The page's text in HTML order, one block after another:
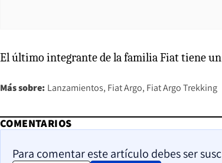
El último integrante de la familia Fiat tiene un
Más sobre: Lanzamientos Fiat Argo Fiat Argo Trekking
COMENTARIOS
Para comentar este artículo debes ser